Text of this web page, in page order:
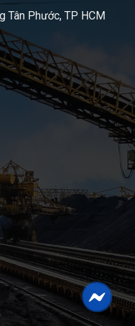
Tân Phước, TP HCM